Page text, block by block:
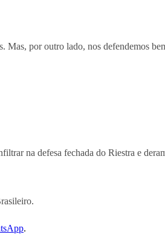
por outro lado, nos defendemos
na defesa fechada do Riestra e
.